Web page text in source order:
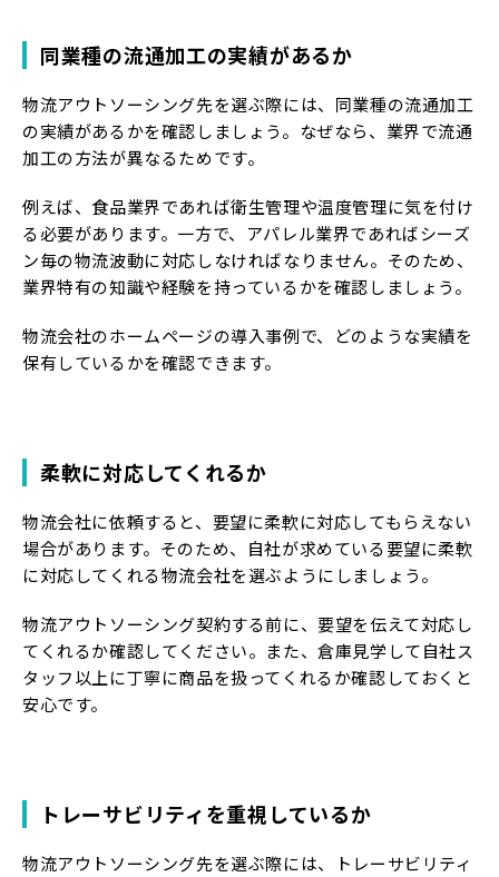
同業種の流通加工の実績があるか
物流アウトソーシング先を選ぶ際には、同業種の流通加工
の実績があるかを確認しましょう。なぜなら、業界で流通
加工の方法が異なるためです。
例えば、食品業界であれば衛生管理や温度管理に気を付け
る必要があります。一方で、アパレル業界であればシーズ
ン毎の物流波動に対応しなければなりません。そのため、
業界特有の知識や経験を持っているかを確認しましょう。
物流会社のホームページの導入事例で、どのような実績を
保有しているかを確認できます。
柔軟に対応してくれるか
物流会社に依頼すると、要望に柔軟に対応してもらえない
場合があります。そのため、自社が求めている要望に柔軟
に対応してくれる物流会社を選ぶようにしましょう。
物流アウトソーシング契約する前に、要望を伝えて対応し
てくれるか確認してください。また、倉庫見学して自社ス
タッフ以上に丁寧に商品を扱ってくれるか確認しておくと
安心です。
トレーサビリティを重視しているか
物流アウトソーシング先を選ぶ際には、トレーサビリティ